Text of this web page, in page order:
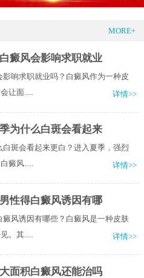
MORE+
癜风会影响求职就业
响求职就业吗？白癜风作为一种皮
让面.....
详情>>
为什么白斑会看起来
斑会看起来更白？进入夏季，强烈
癜风.....
详情>>
性得白癜风诱因有哪
风诱因有哪些？白癜风是一种皮肤
。其.....
详情>>
面积白癜风还能治吗